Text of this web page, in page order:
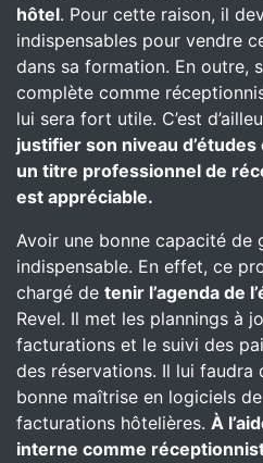
hôtel. Pour cette raison, il
indispensables pour vendre
dans sa formation. En outre,
complète comme
lui sera fort utile. C’est
justifier son niveau
un titre professionnel de
est appréciable.
Avoir une bonne capacité de
indispensable. En effet, ce
chargé de tenir l’agenda de
Revel. Il met les plannings à
facturations et le suivi des
des réservations. Il lui faudra
bonne maîtrise en logiciels
facturations hôtelières. À
interne comme